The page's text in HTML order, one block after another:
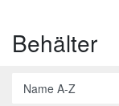
Behälter